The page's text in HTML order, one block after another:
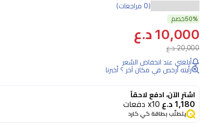
المميزات:مجموعة
من
لوحين
زخرفيين
لتخصيص
تحكم
Edgeمصنوعة
(0 مراجعات)
50%خصم
10,000 د.ع
20,000 د.ع
أبلغني عند انخفاض السّعر
رأيته أرخص في مكان آخر ؟ أخبرنا
اشترِ الآن، ادفع لاحقاً
1,180 د.ع x10 دفعات
يتطلّب بطاقة كي كارد